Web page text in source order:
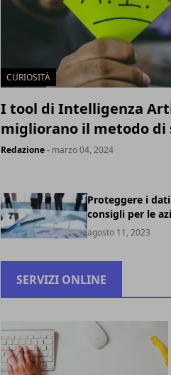
CURIOSITÀ
I tool di Intelligenza
migliorano il metodo di
Redazione- marzo 04, 2024
Proteggere i
consigli per le
agosto 11, 2023
SERVIZI ONLINE